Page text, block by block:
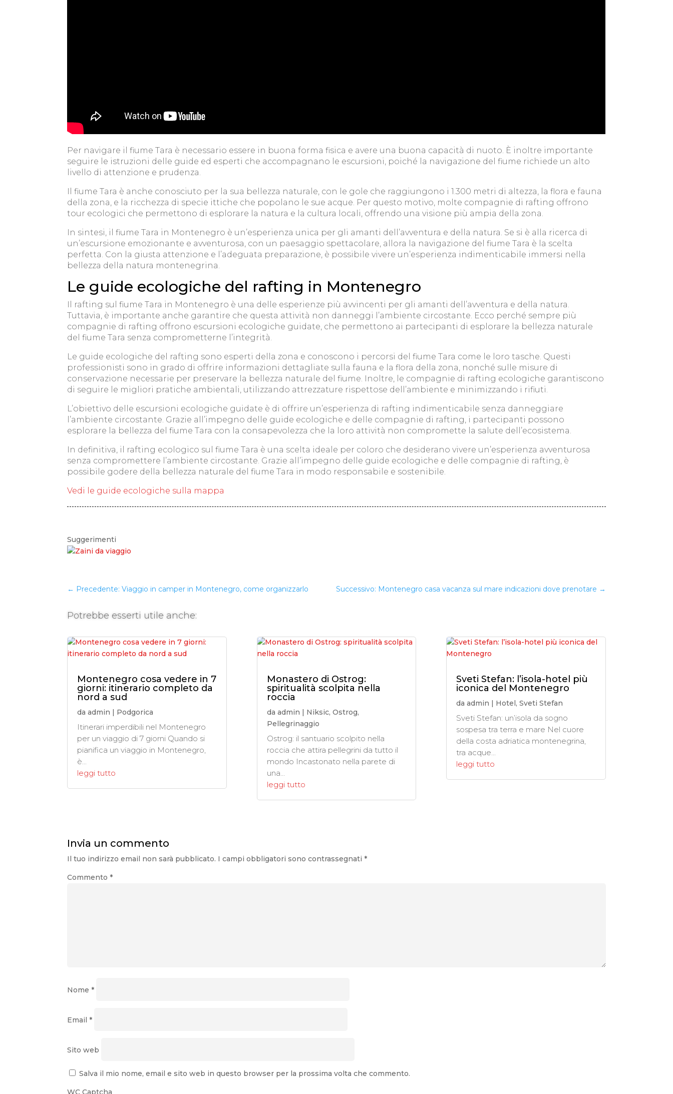
Per navigare il fiume Tara è necessario essere in buona forma fisica e avere una buona capacità di nuoto. È inoltre importante
seguire le istruzioni delle guide ed esperti che accompagnano le escursioni, poiché la navigazione del fiume richiede un alto
livello di attenzione e prudenza.
Il fiume Tara è anche conosciuto per la sua bellezza naturale, con le gole che raggiungono i 1.300 metri di altezza, la flora e fauna
della zona, e la ricchezza di specie ittiche che popolano le sue acque. Per questo motivo, molte compagnie di rafting offrono
tour ecologici che permettono di esplorare la natura e la cultura locali, offrendo una visione più ampia della zona.
In sintesi, il fiume Tara in Montenegro è un’esperienza unica per gli amanti dell’avventura e della natura. Se si è alla ricerca di
un’escursione emozionante e avventurosa, con un paesaggio spettacolare, allora la navigazione del fiume Tara è la scelta
perfetta. Con la giusta attenzione e l’adeguata preparazione, è possibile vivere un’esperienza indimenticabile immersi nella
bellezza della natura montenegrina.
Le guide ecologiche del rafting in Montenegro
Il rafting sul fiume Tara in Montenegro è una delle esperienze più avvincenti per gli amanti dell’avventura e della natura.
Tuttavia, è importante anche garantire che questa attività non danneggi l’ambiente circostante. Ecco perché sempre più
compagnie di rafting offrono escursioni ecologiche guidate, che permettono ai partecipanti di esplorare la bellezza naturale
del fiume Tara senza comprometterne l’integrità.
Le guide ecologiche del rafting sono esperti della zona e conoscono i percorsi del fiume Tara come le loro tasche. Questi
professionisti sono in grado di offrire informazioni dettagliate sulla fauna e la flora della zona, nonché sulle misure di
conservazione necessarie per preservare la bellezza naturale del fiume. Inoltre, le compagnie di rafting ecologiche garantiscono
di seguire le migliori pratiche ambientali, utilizzando attrezzature rispettose dell’ambiente e minimizzando i rifiuti.
L’obiettivo delle escursioni ecologiche guidate è di offrire un’esperienza di rafting indimenticabile senza danneggiare
l’ambiente circostante. Grazie all’impegno delle guide ecologiche e delle compagnie di rafting, i partecipanti possono
esplorare la bellezza del fiume Tara con la consapevolezza che la loro attività non compromette la salute dell’ecosistema.
In definitiva, il rafting ecologico sul fiume Tara è una scelta ideale per coloro che desiderano vivere un’esperienza avventurosa
senza compromettere l’ambiente circostante. Grazie all’impegno delle guide ecologiche e delle compagnie di rafting, è
possibile godere della bellezza naturale del fiume Tara in modo responsabile e sostenibile.
Vedi le guide ecologiche sulla mappa
Suggerimenti
← Precedente: Viaggio in camper in Montenegro, come organizzarlo Successivo: Montenegro casa vacanza sul mare indicazioni dove prenotare →
Potrebbe esserti utile anche:
Montenegro cosa vedere in 7
giorni: itinerario completo da
nord a sud
daadmin | Podgorica
Itinerari imperdibili nel Montenegro
per un viaggio di 7 giorni Quando si
pianifica un viaggio in Montenegro,
è...
leggi tutto
Monastero di Ostrog:
spiritualità scolpita nella
roccia
da admin | Niksic, Ostrog,
Pellegrinaggio
Ostrog: il santuario scolpito nella
roccia che attira pellegrini da tutto il
mondo Incastonato nella parete di
una...
leggi tutto
Sveti Stefan: l’isola-hotel più
iconica del Montenegro
da admin | Hotel, Sveti Stefan
Sveti Stefan: un’isola da sogno
sospesa tra terra e mare Nel cuore
della costa adriatica montenegrina,
tra acque...
leggi tutto
Invia un commento
Il tuo indirizzo email non sarà pubblicato. I campi obbligatori sono contrassegnati*
Commento*
Nome*
Email*
Sito web
Salva il mio nome, email e sito web in questo browser per la prossima volta che commento.
WC Captcha